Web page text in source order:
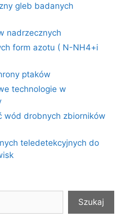
gleb badanych
nadrzecznych
form azotu ( N-NH4+i
ptaków
technologie w
wód drobnych zbiorników
teledetekcyjnych do
Szukaj